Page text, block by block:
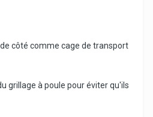
côté comme cage de transport
grillage à poule pour éviter qu'ils